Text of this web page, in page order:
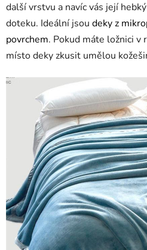
další vrstvu a navíc vás její
doteku. Ideální jsou deky z
povrchem. Pokud máte ložnici
místo deky zkusit umělou